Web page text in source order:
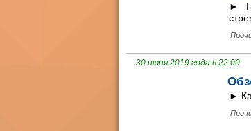
►
30 июня 2019 года в 22:00
►